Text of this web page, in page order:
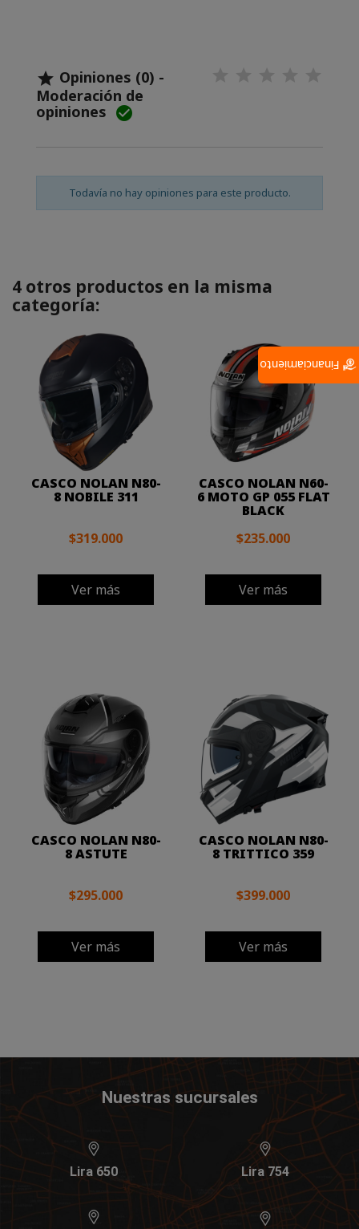
 Opiniones (0) -
Moderación de
opiniones 
Todavía no hay opiniones para este producto.
4 otros productos en la misma
categoría:
CASCO NOLAN N80-
8 NOBILE 311
$319.000
Ver más
CASCO NOLAN N60-
6 MOTO GP 055 FLAT
BLACK
$235.000
Ver más
CASCO NOLAN N80-
8 ASTUTE
$295.000
Ver más
CASCO NOLAN N80-
8 TRITTICO 359
$399.000
Ver más
Nuestras sucursales
Lira 650 Lira 754
Financiamiento